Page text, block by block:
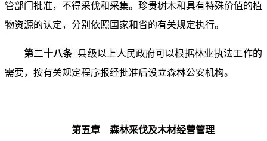
管部门批准，不得采伐和采集。珍贵树木和具有特殊价值的植
物资源的认定，分别依照国家和省的有关规定执行。
第二十八条 县级以上人民政府可以根据林业执法工作的
需要，按有关规定程序报经批准后设立森林公安机构。
第五章 森林采伐及木材经营管理